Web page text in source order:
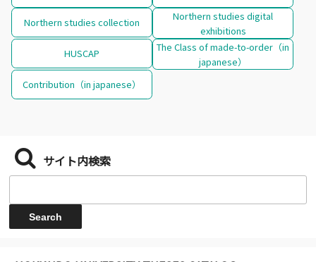
Northern studies collection
Northern studies digital
exhibitions
HUSCAP
The Class of made-to-order（in
japanese）
Contribution（in japanese）
サイト内検索